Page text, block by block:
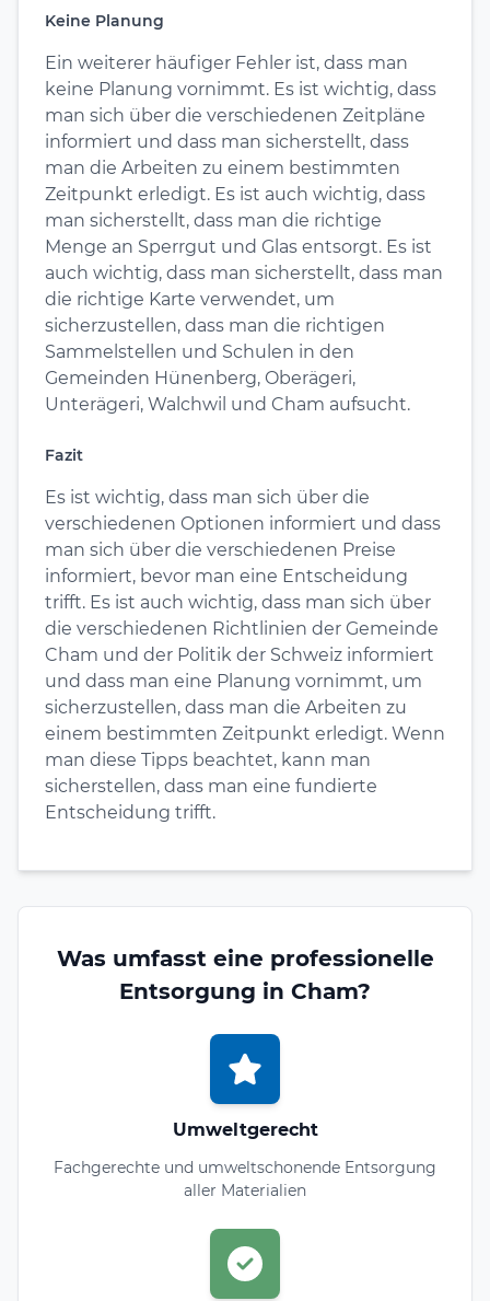
Keine Planung
Ein weiterer häufiger Fehler ist, dass man
keine Planung vornimmt. Es ist wichtig, dass
man sich über die verschiedenen Zeitpläne
informiert und dass man sicherstellt, dass
man die Arbeiten zu einem bestimmten
Zeitpunkt erledigt. Es ist auch wichtig, dass
man sicherstellt, dass man die richtige
Menge an Sperrgut und Glas entsorgt. Es ist
auch wichtig, dass man sicherstellt, dass man
die richtige Karte verwendet, um
sicherzustellen, dass man die richtigen
Sammelstellen und Schulen in den
Gemeinden Hünenberg, Oberägeri,
Unterägeri, Walchwil und Cham aufsucht.
Fazit
Es ist wichtig, dass man sich über die
verschiedenen Optionen informiert und dass
man sich über die verschiedenen Preise
informiert, bevor man eine Entscheidung
trifft. Es ist auch wichtig, dass man sich über
die verschiedenen Richtlinien der Gemeinde
Cham und der Politik der Schweiz informiert
und dass man eine Planung vornimmt, um
sicherzustellen, dass man die Arbeiten zu
einem bestimmten Zeitpunkt erledigt. Wenn
man diese Tipps beachtet, kann man
sicherstellen, dass man eine fundierte
Entscheidung trifft.
Was umfasst eine professionelle
Entsorgung in Cham?
Umweltgerecht
Fachgerechte und umweltschonende Entsorgung
aller Materialien